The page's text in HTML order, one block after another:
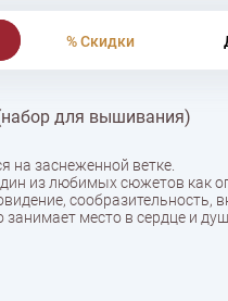
% Скидки
для вышивания)
на заснеженной ветке.
из любимых сюжетов как
сообразительность,
занимает место в сердце и